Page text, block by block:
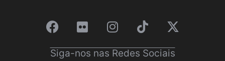
Siga-nos nas Redes Sociais